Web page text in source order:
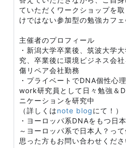
ていただくワークショップを
けではない参加型の勉強カフェ
主催者のプロフィール
・新潟大学卒業後、筑波大学
究、卒業後に環境ビジネス会
傷リペア会社勤務
・プライベートでDNA個性心
work研究員として日々勉強＆
ニケーションを研究中
（詳しくはnote blogにて！）
・ヨーロッパ系DNAをもつ日
～ヨーロッパ系で日本人？っ
思った方もお問い合わせくだ